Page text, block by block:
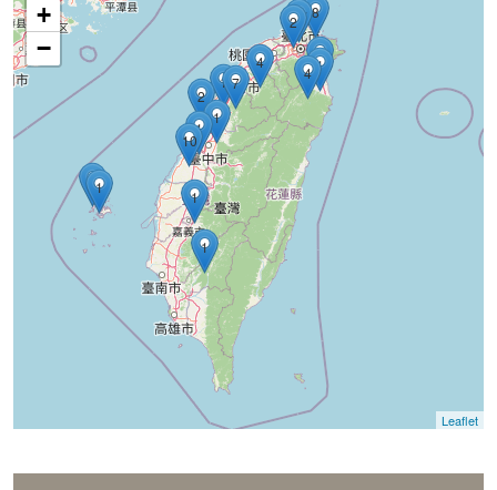
17
10
8
7
4
4
4
2
2
1
1
1
1
1
1
1
1
+
−
Leaflet